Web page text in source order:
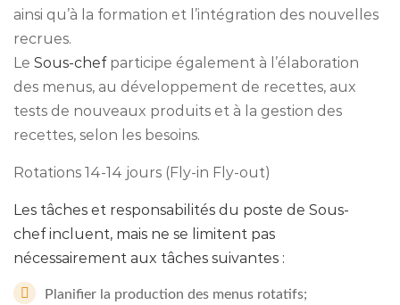
ainsi qu’à la formation et l’intégration des nouvelles
recrues.
Le Sous-chefparticipe également à l’élaboration
des menus, au développement de recettes, aux
tests de nouveaux produits et à la gestion des
recettes, selon les besoins.
Rotations 14-14 jours (Fly-in Fly-out)
Les tâches et responsabilités du poste de Sous-
chef incluent, mais ne se limitent pas
nécessairement aux tâches suivantes :
Planifier la production des menus rotatifs;